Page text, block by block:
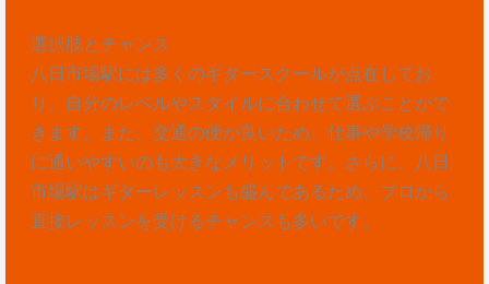
選択肢とチャンス
八日市場駅には多くのギタースクールが点在してお
り、自分のレベルやスタイルに合わせて選ぶことがで
きます。また、交通の便が良いため、仕事や学校帰り
に通いやすいのも大きなメリットです。さらに、八日
市場駅はギターレッスンも盛んであるため、プロから
直接レッスンを受けるチャンスも多いです。